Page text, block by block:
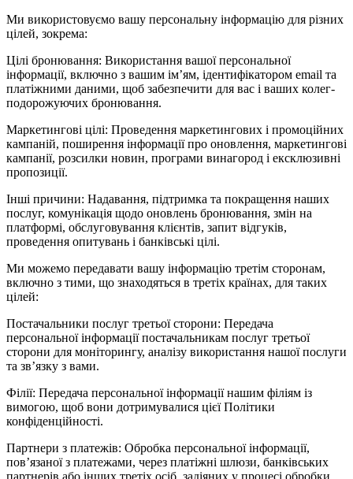
Ми використовуємо вашу персональну інформацію для різних
цілей, зокрема:
Цілі бронювання: Використання вашої персональної
інформації, включно з вашим ім’ям, ідентифікатором email та
платіжними даними, щоб забезпечити для вас і ваших колег-
подорожуючих бронювання.
Маркетингові цілі: Проведення маркетингових і промоційних
кампаній, поширення інформації про оновлення, маркетингові
кампанії, розсилки новин, програми винагород і ексклюзивні
пропозиції.
Інші причини: Надавання, підтримка та покращення наших
послуг, комунікація щодо оновлень бронювання, змін на
платформі, обслуговування клієнтів, запит відгуків,
проведення опитувань і банківські цілі.
Ми можемо передавати вашу інформацію третім сторонам,
включно з тими, що знаходяться в третіх країнах, для таких
цілей:
Постачальники послуг третьої сторони: Передача
персональної інформації постачальникам послуг третьої
сторони для моніторингу, аналізу використання нашої послуги
та зв’язку з вами.
Філії: Передача персональної інформації нашим філіям із
вимогою, щоб вони дотримувалися цієї Політики
конфіденційності.
Партнери з платежів: Обробка персональної інформації,
пов’язаної з платежами, через платіжні шлюзи, банківських
партнерів або інших третіх осіб, задіяних у процесі обробки